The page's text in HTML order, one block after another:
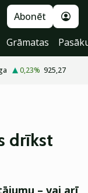
Abonēt
Grāmatas
0,23% 925,27
drīkst
– vai arī